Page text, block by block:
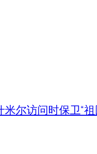
尔访问时保卫“祖